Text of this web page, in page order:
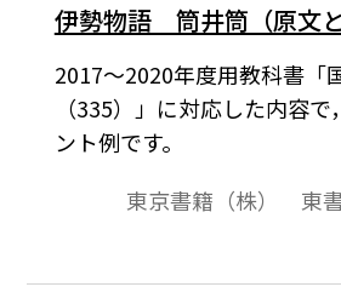
伊勢物語 筒井筒（原文と
2017～2020年度用教科書「
（335）」に対応した内容
ント例です。
東京書籍（株） 東